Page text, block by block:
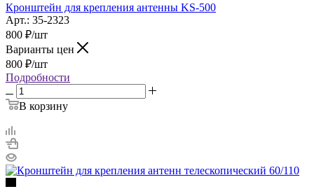
Кронштейн для крепления антенны KS-500
Арт.: 35-2323
800 ₽/шт
Варианты цен
800 ₽/шт
Подробности
В корзину